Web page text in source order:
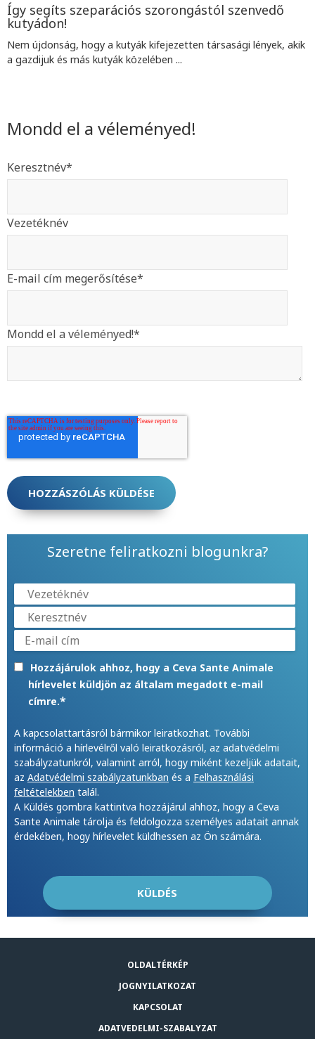
Így segíts szeparációs szorongástól szenvedő
kutyádon!
Nem újdonság, hogy a kutyák kifejezetten társasági lények, akik
a gazdijuk és más kutyák közelében ...
Mondd el a véleményed!
Keresztnév*
Vezetéknév
E-mail cím megerősítése*
Mondd el a véleményed!*
Szeretne feliratkozni blogunkra?
Hozzájárulok ahhoz, hogy a Ceva Sante Animale
hírlevelet küldjön az általam megadott e-mail
címre.*
A kapcsolattartásról bármikor leiratkozhat. További
információ a hírlevélről való leiratkozásról, az adatvédelmi
szabályzatunkról, valamint arról, hogy miként kezeljük adatait,
az Adatvédelmi szabályzatunkban és a Felhasználási
feltételekben talál.
A Küldés gombra kattintva hozzájárul ahhoz, hogy a Ceva
Sante Animale tárolja és feldolgozza személyes adatait annak
érdekében, hogy hírlevelet küldhessen az Ön számára.
OLDALTÉRKÉP
JOGNYILATKOZAT
KAPCSOLAT
ADATVEDELMI-SZABALYZAT